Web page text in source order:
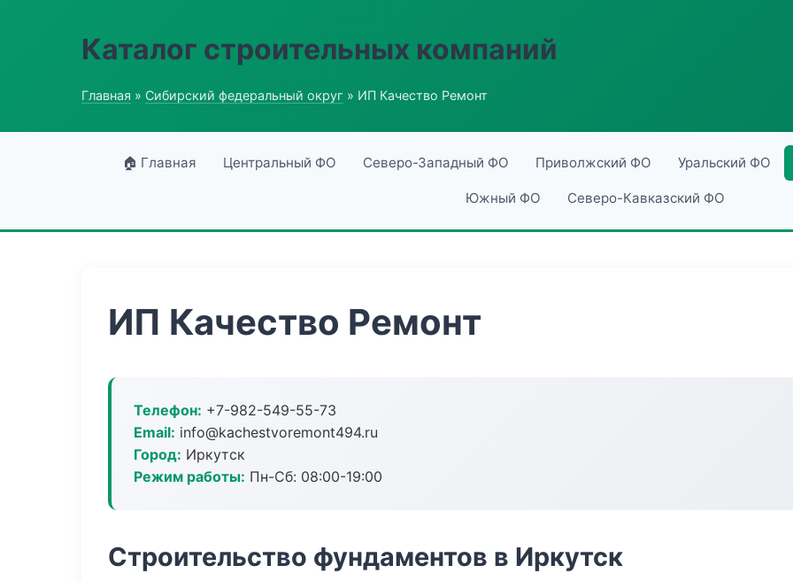
Каталог строительных компаний
Главная » Сибирский федеральный округ » ИП Качество Ремонт
🏠 Главная Центральный ФО Северо-Западный ФО Приволжский ФО Уральский ФО
Южный ФО Северо-Кавказский ФО
ИП Качество Ремонт
Телефон: +7-982-549-55-73
Email: info@kachestvoremont494.ru
Город: Иркутск
Режим работы: Пн-Сб: 08:00-19:00
Строительство фундаментов в Иркутск